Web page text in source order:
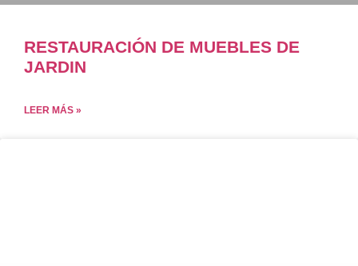
RESTAURACIÓN DE MUEBLES DE
JARDIN
LEER MÁS »